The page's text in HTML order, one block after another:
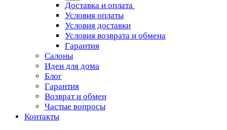
Доставка и оплата
Условия оплаты
Условия доставки
Условия возврата и обмена
Гарантия
Салоны
Идеи для дома
Блог
Гарантия
Возврат и обмен
Частые вопросы
Контакты